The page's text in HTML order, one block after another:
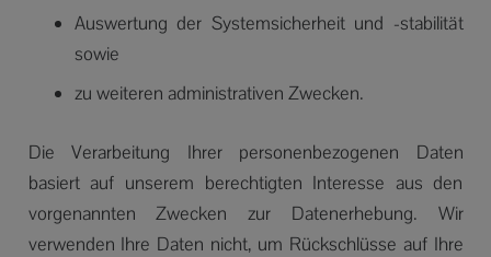
Auswertung der Systemsicherheit und -stabilität
sowie
zu weiteren administrativen Zwecken.
Die Verarbeitung Ihrer personenbezogenen Daten
basiert auf unserem berechtigten Interesse aus den
vorgenannten Zwecken zur Datenerhebung. Wir
verwenden Ihre Daten nicht, um Rückschlüsse auf Ihre